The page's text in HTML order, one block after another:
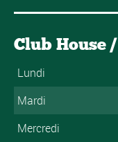
Club House
Lundi
Mardi
Mercredi